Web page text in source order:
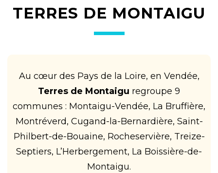
TERRES DE MONTAIGU
Au cœur des Pays de la Loire, en Vendée,
Terres de Montaigu regroupe 9
communes : Montaigu-Vendée, La Bruffière,
Montréverd, Cugand-la-Bernardière, Saint-
Philbert-de-Bouaine, Rocheservière, Treize-
Septiers, L’Herbergement, La Boissière-de-
Montaigu.